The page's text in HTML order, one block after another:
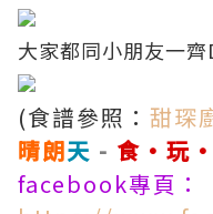
大家都同小朋友一齊
(食譜參照： 甜琛
晴朗天 - 食·玩
facebook專頁：